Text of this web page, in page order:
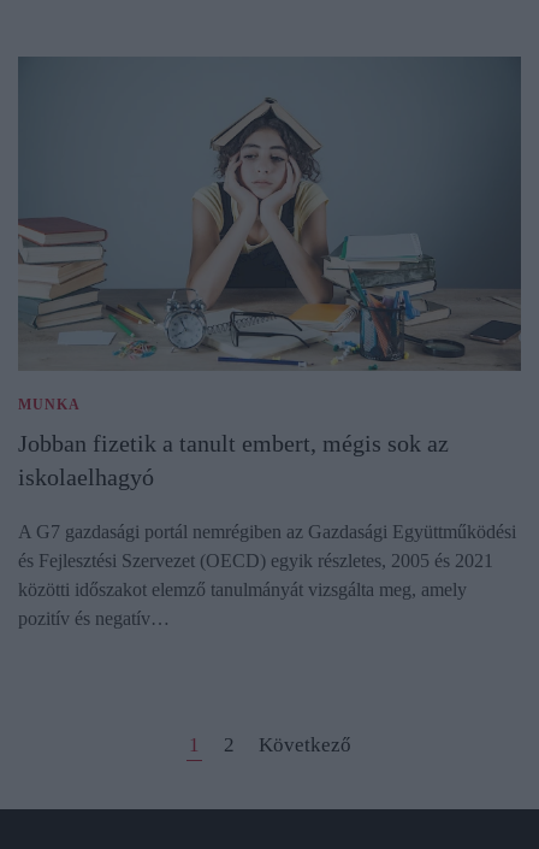
MUNKA
Jobban fizetik a tanult embert, mégis sok az
iskolaelhagyó
A G7 gazdasági portál nemrégiben az Gazdasági Együttműködési
és Fejlesztési Szervezet (OECD) egyik részletes, 2005 és 2021
közötti időszakot elemző tanulmányát vizsgálta meg, amely
pozitív és negatív…
1 2 Következő